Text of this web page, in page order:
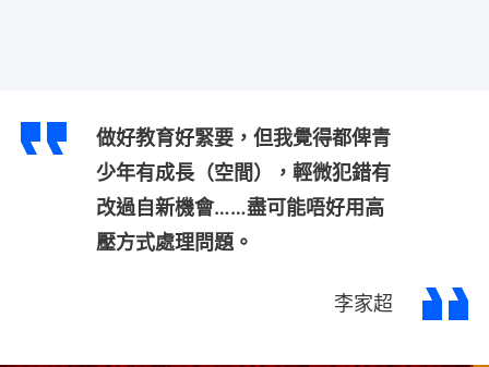
做好教育好緊要，但我覺得都俾青
少年有成長（空間），輕微犯錯有
改過自新機會……盡可能唔好用高
壓方式處理問題。
李家超